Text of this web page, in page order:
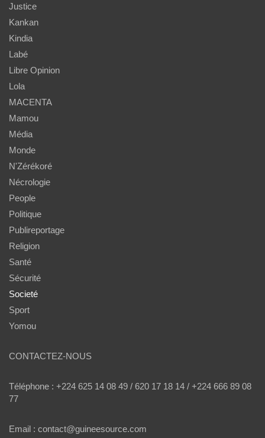
Justice
Kankan
Kindia
Labé
Libre Opinion
Lola
MACENTA
Mamou
Média
Monde
N'Zérékoré
Nécrologie
People
Politique
Publireportage
Religion
Santé
Sécurité
Societé
Sport
Yomou
CONTACTEZ-NOUS
Téléphone : +224 625 14 08 49 / 620 17 18 14 / +224 666 89 08
77
Email : contact@guineesource.com